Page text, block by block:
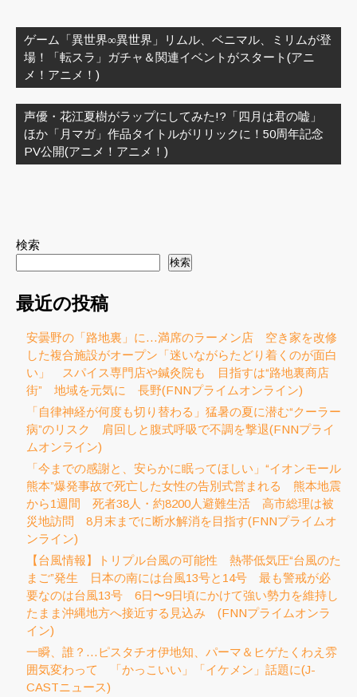
稿
ナ
ビ
ゲ
ー
シ
ョ
ン
ゲーム「異世界∞異世界」リムル、ベニマル、ミリムが登
場！「転スラ」ガチャ＆関連イベントがスタート(アニ
メ！アニメ！)
声優・花江夏樹がラップにしてみた!?「四月は君の嘘」
ほか「月マガ」作品タイトルがリリックに！50周年記念
PV公開(アニメ！アニメ！)
検索
検索
最近の投稿
安曇野の「路地裏」に…満席のラーメン店 空き家を改修
した複合施設がオープン「迷いながらたどり着くのが面白
い」 スパイス専門店や鍼灸院も 目指すは“路地裏商店
街” 地域を元気に 長野(FNNプライムオンライン)
「自律神経が何度も切り替わる」猛暑の夏に潜む“クーラー
病”のリスク 肩回しと腹式呼吸で不調を撃退(FNNプライ
ムオンライン)
「今までの感謝と、安らかに眠ってほしい」“イオンモール
熊本”爆発事故で死亡した女性の告別式営まれる 熊本地震
から1週間 死者38人・約8200人避難生活 高市総理は被
災地訪問 8月末までに断水解消を目指す(FNNプライムオ
ンライン)
【台風情報】トリプル台風の可能性 熱帯低気圧“台風のた
まご”発生 日本の南には台風13号と14号 最も警戒が必
要なのは台風13号 6日〜9日頃にかけて強い勢力を維持し
たまま沖縄地方へ接近する見込み (FNNプライムオンラ
イン)
一瞬、誰？…ピスタチオ伊地知、パーマ＆ヒゲたくわえ雰
囲気変わって 「かっこいい」「イケメン」話題に(J-
CASTニュース)